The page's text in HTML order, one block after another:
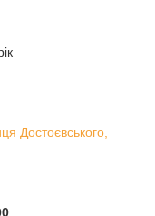
Достоєвського,